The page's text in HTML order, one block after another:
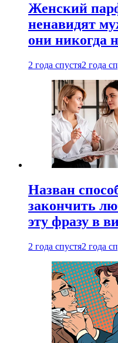
Женский
ненавидят
они никогда
2 года спустя2 года
Назван
закончить
эту фразу в
2 года спустя2 года